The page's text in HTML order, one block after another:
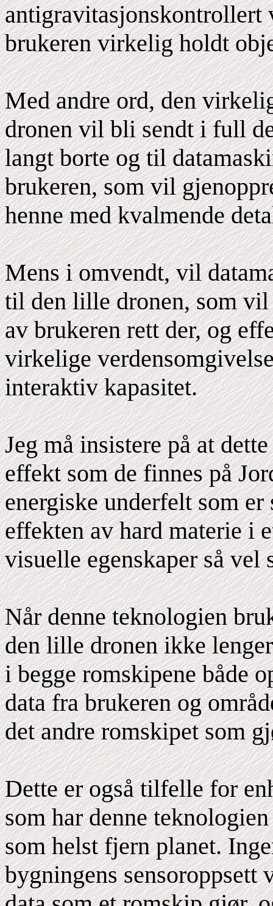
antigravitasjonskontrollert
brukeren virkelig holdt
Med andre ord, den
dronen vil bli sendt i full
langt borte og til
brukeren, som vil
henne med kvalmende
Mens i omvendt, vil
til den lille dronen, som
av brukeren rett der, og
virkelige
interaktiv kapasitet.
Jeg må insistere på at
effekt som de finnes på
energiske underfelt som er
effekten av hard materie i
visuelle egenskaper så vel
Når denne teknologien
den lille dronen ikke
i begge romskipene både
data fra brukeren og
det andre romskipet som
Dette er også tilfelle for
som har denne
som helst fjern planet.
bygningens sensoroppsett